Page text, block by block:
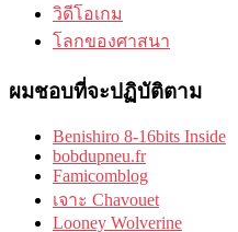
วิดีโอเกม
โลกของศาสนา
ผมชอบที่จะปฏิบัติตาม
Benishiro 8-16bits Inside
bobdupneu.fr
Famicomblog
เจาะ Chavouet
Looney Wolverine